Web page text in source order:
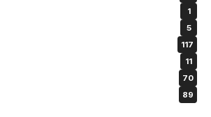
1
5
117
11
70
89